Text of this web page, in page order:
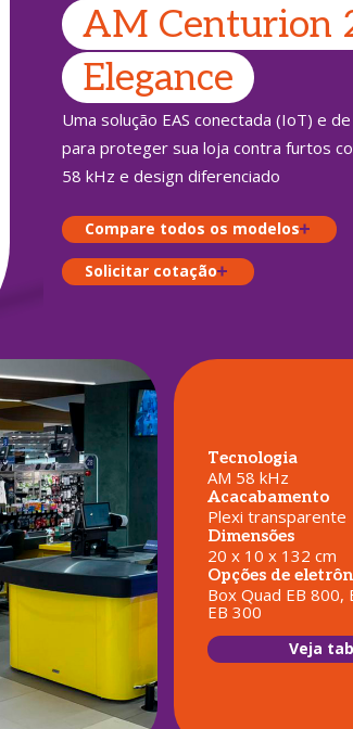
AM Centurion
Elegance
Uma solução EAS conectada (IoT) e
para proteger sua loja contra furtos
58 kHz e design diferenciado
Compare todos os modelos
Solicitar cotação
Tecnologia
AM 58 kHz
Acacabamento
Plexi transparente
Dimensões
20 x 10 x 132 cm
Opções de
Box Quad EB 800,
EB 300
Veja